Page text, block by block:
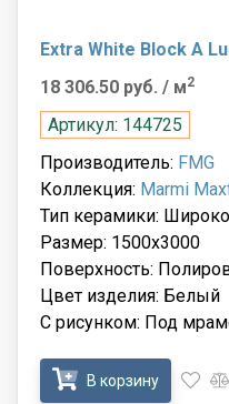
Extra White Block A
18 306.50 руб. / м2
Артикул: 144725
Производитель: FMG
Коллекция: Marmi
Тип керамики:
Размер: 1500x3000
Поверхность:
Цвет изделия: Белый
С рисунком: Под
В корзину